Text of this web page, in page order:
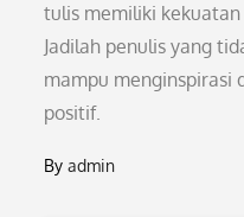
tulis memiliki
Jadilah penulis yang
mampu menginspirasi
positif.
Byadmin